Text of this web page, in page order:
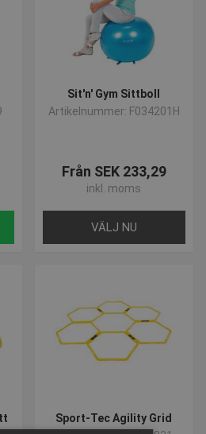
Sit'n' Gym Sittboll
Artikelnummer: F034201H
Från SEK 233,29
inkl. moms
VÄLJ NU
Sport-Tec Agility Grid